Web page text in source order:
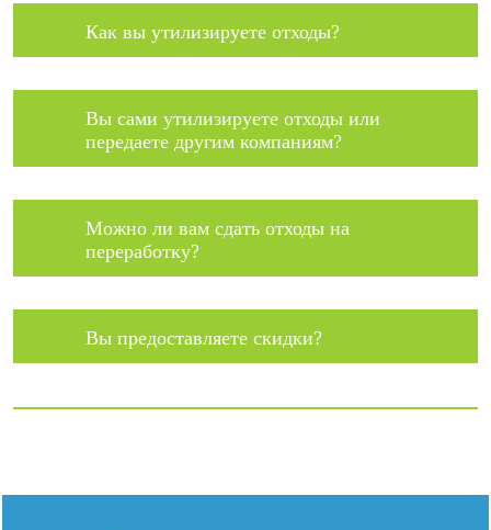
Как вы утилизируете отходы?
Вы сами утилизируете отходы или
передаете другим компаниям?
Можно ли вам сдать отходы на
переработку?
Вы предоставляете скидки?